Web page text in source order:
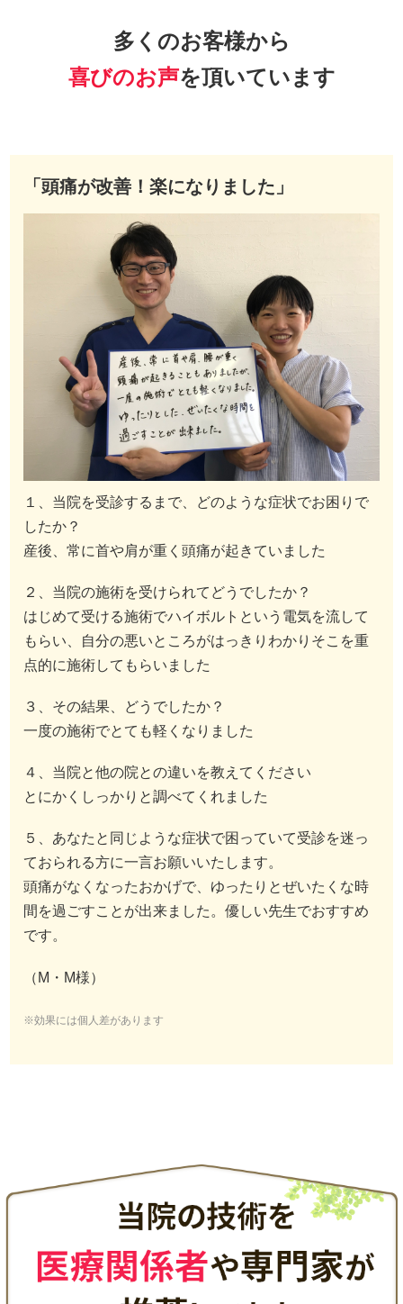
多くのお客様から
喜びのお声を頂いています
「頭痛が改善！楽になりました」
１、当院を受診するまで、どのような症状でお困りで
したか？
産後、常に首や肩が重く頭痛が起きていました
２、当院の施術を受けられてどうでしたか？
はじめて受ける施術でハイボルトという電気を流して
もらい、自分の悪いところがはっきりわかりそこを重
点的に施術してもらいました
３、その結果、どうでしたか？
一度の施術でとても軽くなりました
４、当院と他の院との違いを教えてください
とにかくしっかりと調べてくれました
５、あなたと同じような症状で困っていて受診を迷っ
ておられる方に一言お願いいたします。
頭痛がなくなったおかげで、ゆったりとぜいたくな時
間を過ごすことが出来ました。優しい先生でおすすめ
です。
（M・M様）
※効果には個人差があります